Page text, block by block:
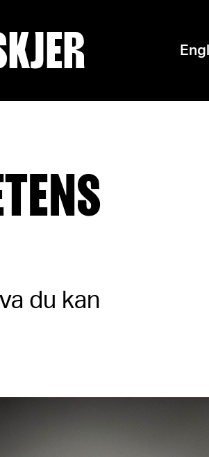
du kan